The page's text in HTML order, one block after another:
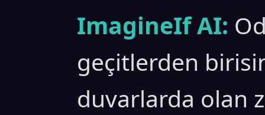
ImagineIf AI:
geçitlerden
duvarlarda olan